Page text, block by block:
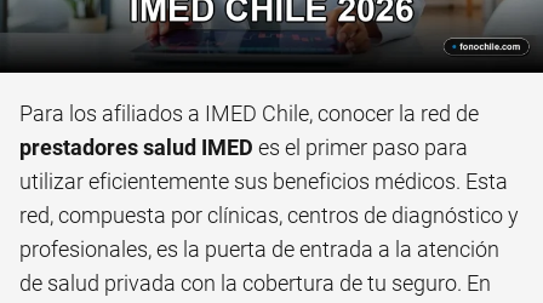
Para los afiliados a IMED Chile, conocer la red de
prestadores salud IMED es el primer paso para
utilizar eficientemente sus beneficios médicos. Esta
red, compuesta por clínicas, centros de diagnóstico y
profesionales, es la puerta de entrada a la atención
de salud privada con la cobertura de tu seguro. En